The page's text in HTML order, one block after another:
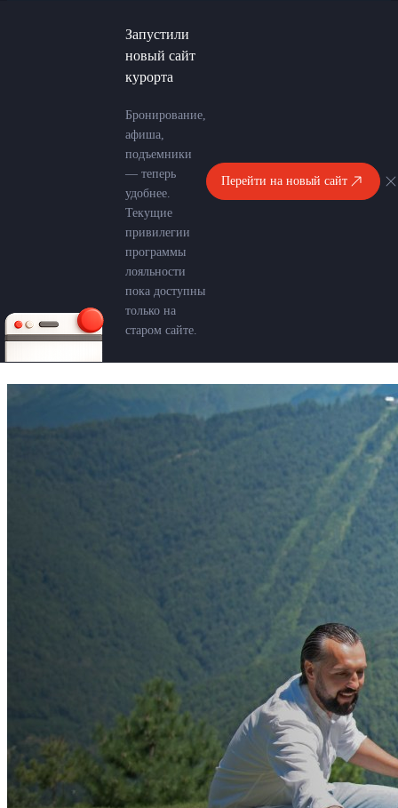
Запустили
новый сайт
курорта
Бронирование,
афиша,
подъемники
— теперь
удобнее.
Текущие
привилегии
программы
лояльности
пока доступны
только на
старом сайте.
Перейти на новый сайт